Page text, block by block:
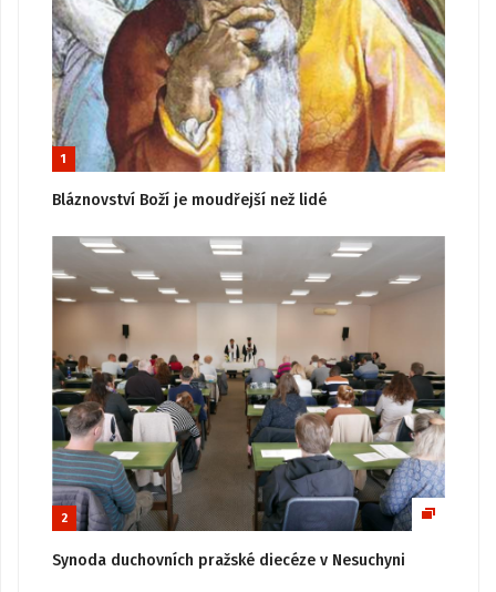
1
Bláznovství Boží je moudřejší než lidé
2
Synoda duchovních pražské diecéze v Nesuchyni